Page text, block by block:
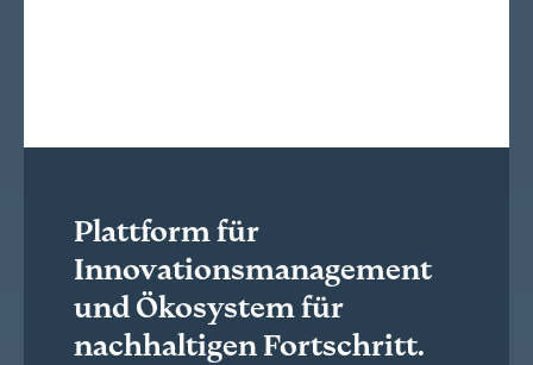
Plattform für
Innovationsmanagement
und Ökosystem für
nachhaltigen Fortschritt.